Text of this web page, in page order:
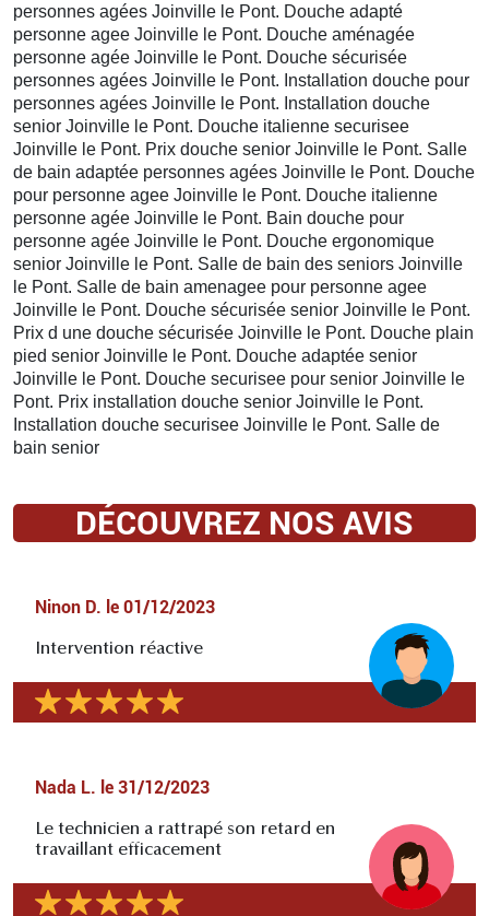
personnes agées Joinville le Pont. Douche adapté
personne agee Joinville le Pont. Douche aménagée
personne agée Joinville le Pont. Douche sécurisée
personnes agées Joinville le Pont. Installation douche pour
personnes agées Joinville le Pont. Installation douche
senior Joinville le Pont. Douche italienne securisee
Joinville le Pont. Prix douche senior Joinville le Pont. Salle
de bain adaptée personnes agées Joinville le Pont. Douche
pour personne agee Joinville le Pont. Douche italienne
personne agée Joinville le Pont. Bain douche pour
personne agée Joinville le Pont. Douche ergonomique
senior Joinville le Pont. Salle de bain des seniors Joinville
le Pont. Salle de bain amenagee pour personne agee
Joinville le Pont. Douche sécurisée senior Joinville le Pont.
Prix d une douche sécurisée Joinville le Pont. Douche plain
pied senior Joinville le Pont. Douche adaptée senior
Joinville le Pont. Douche securisee pour senior Joinville le
Pont. Prix installation douche senior Joinville le Pont.
Installation douche securisee Joinville le Pont. Salle de
bain senior
DÉCOUVREZ NOS AVIS
Ninon D. le 01/12/2023
Intervention réactive
Nada L. le 31/12/2023
Le technicien a rattrapé son retard en
travaillant efficacement